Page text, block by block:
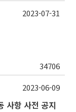
34706
2023-07-31
사항 사전 공지
2023-06-09